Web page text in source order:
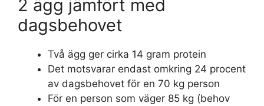
2 ägg jämfört med
dagsbehovet
Två ägg ger cirka 14 gram protein
Det motsvarar endast omkring 24 procent
av dagsbehovet för en 70 kg person
För en person som väger 85 kg (behov